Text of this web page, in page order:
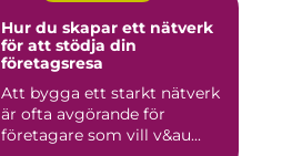
Hur du skapar ett nätverk
för att stödja din
företagsresa
Att bygga ett starkt nätverk
är ofta avgörande för
företagare som vill v&au...